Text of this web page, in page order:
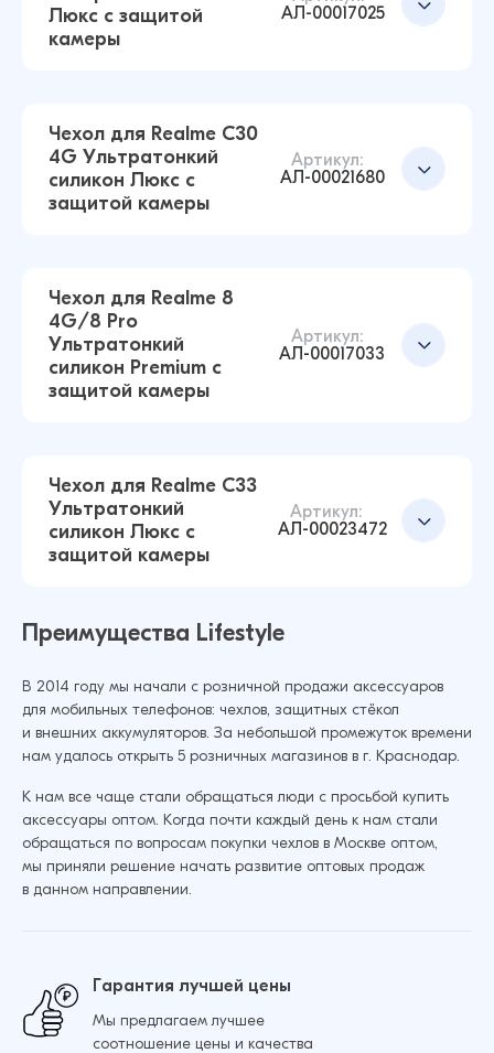
Чехол для Realme C51 / C53 Ультратонкий
силикон Люкс с защитой камеры
Люкс с защитой
камеры
АЛ-00017025
Чехол для Realme C21 Ультратонкий силикон
Люкс с защитой камеры (Прозрачный)
Добавить в корзину
Чехол для Realme C30
4G Ультратонкий
силикон Люкс с
защитой камеры
Артикул:
АЛ-00021680
Чехол для Realme C30 4G Ультратонкий
силикон Люкс с защитой камеры
(Прозрачный)
Добавить в корзину
Чехол для Realme 8
4G/8 Pro
Ультратонкий
силикон Premium с
защитой камеры
Артикул:
АЛ-00017033
Чехол для Realme 8 4G/8 Pro Ультратонкий
силикон Premium с защитой камеры
(Прозрачный)
42 ₽
Чехол для Realme C33
Ультратонкий
силикон Люкс с
защитой камеры
Артикул:
АЛ-00023472
Чехол для Realme C33 Ультратонкий силикон
Люкс с защитой камеры (Прозрачный)
Добавить в корзину
Преимущества Lifestyle
В 2014 году мы начали с розничной продажи аксессуаров
для мобильных телефонов: чехлов, защитных стёкол
и внешних аккумуляторов. За небольшой промежуток времени
нам удалось открыть 5 розничных магазинов в г. Краснодар.
К нам все чаще стали обращаться люди с просьбой купить
аксессуары оптом. Когда почти каждый день к нам стали
обращаться по вопросам покупки чехлов в Москве оптом,
мы приняли решение начать развитие оптовых продаж
в данном направлении.
Гарантия лучшей цены
Мы предлагаем лучшее
соотношение цены и качества